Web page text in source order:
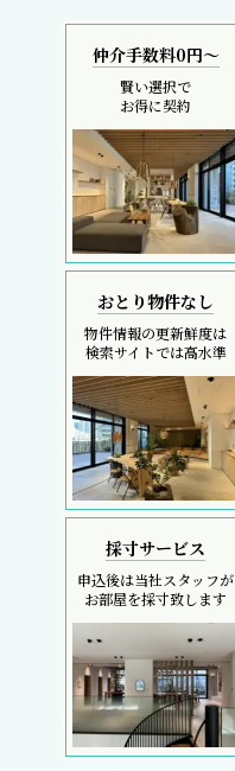
仲介手数料0円～
賢い選択で
お得に契約
おとり物件なし
物件情報の更新鮮度は
検索サイトでは高水準
採寸サービス
申込後は当社スタッフが
お部屋を採寸致します